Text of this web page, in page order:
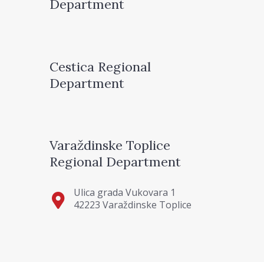
Department
Cestica Regional
Department
Varaždinske Toplice
Regional Department
Ulica grada Vukovara 1
42223 Varaždinske Toplice